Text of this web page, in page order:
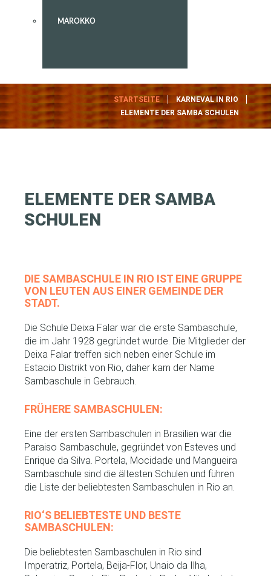
MAROKKO
STARTSEITE
KARNEVAL IN RIO
ELEMENTE DER SAMBA SCHULEN
ELEMENTE DER SAMBA
SCHULEN
DIE SAMBASCHULE IN RIO IST EINE GRUPPE
VON LEUTEN AUS EINER GEMEINDE DER
STADT.
Die Schule Deixa Falar war die erste Sambaschule,
die im Jahr 1928 gegründet wurde. Die Mitglieder der
Deixa Falar treffen sich neben einer Schule im
Estacio Distrikt von Rio, daher kam der Name
Sambaschule in Gebrauch.
FRÜHERE SAMBASCHULEN:
Eine der ersten Sambaschulen in Brasilien war die
Paraiso Sambaschule, gegründet von Esteves und
Enrique da Silva. Portela, Mocidade und Mangueira
Sambaschule sind die ältesten Schulen und führen
die Liste der beliebtesten Sambaschulen in Rio an.
RIO‘S BELIEBTESTE UND BESTE
SAMBASCHULEN:
Die beliebtesten Sambaschulen in Rio sind
Imperatriz, Portela, Beija-Flor, Unaio da Ilha,